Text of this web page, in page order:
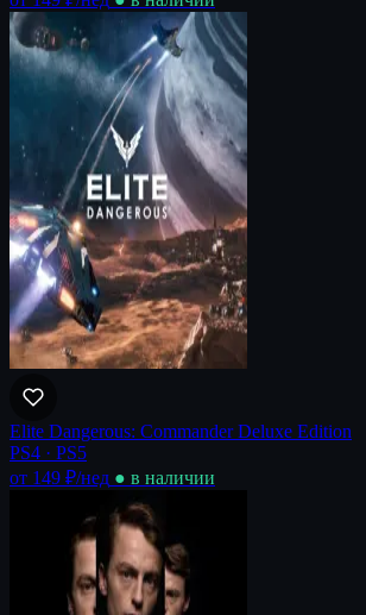
Elite Dangerous: Commander Deluxe Edition
PS4 · PS5
от 149 ₽/нед ● в наличии